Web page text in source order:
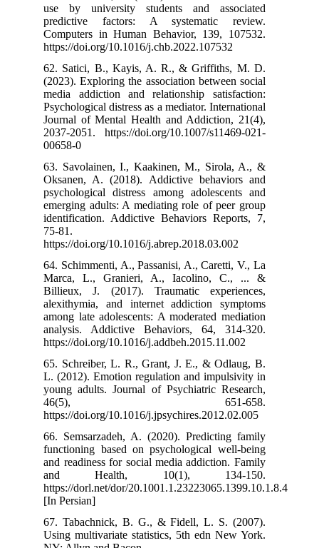
use by
predictive
Computers in
62. Satici, B.,
(2023).
media
Psychological
Journal of
2037-2051.
63.
Oksanen, A.
psychological
emerging
identification.
64.
Marca, L.,
Billieux, J.
alexithymia,
among late
analysis.
65. Schreiber,
L. (2012).
young adults.
https://doi.org/
66.
functioning
and readiness
and
https://dorl.net/
67.
Using